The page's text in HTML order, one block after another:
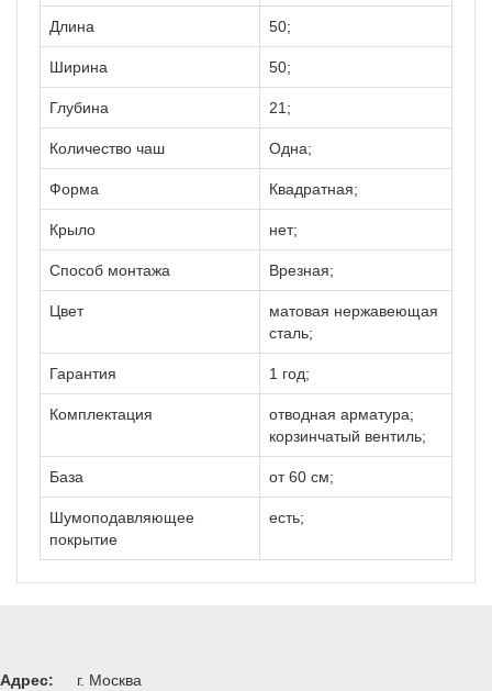
Длина 50;
Ширина 50;
Глубина 21;
Количество чаш Одна;
Форма Квадратная;
Крыло нет;
Способ монтажа Врезная;
Цвет
матовая нержавеющая
сталь;
Гарантия 1 год;
Комплектация
отводная арматура;
корзинчатый вентиль;
База от 60 см;
Шумоподавляющее
покрытие
есть;
Адрес:
г. Москва